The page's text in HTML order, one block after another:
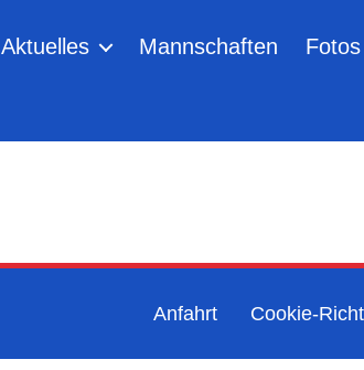
Aktuelles Mannschaften Fotos
Anfahrt Cookie-